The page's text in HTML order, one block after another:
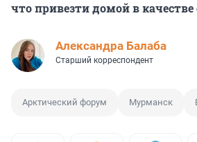
что привезти домой в качестве
Александра Балаба
Старший корреспондент
Арктический форум Мурманск